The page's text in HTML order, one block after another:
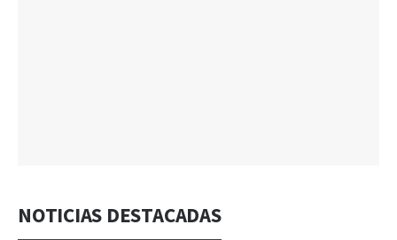
NOTICIAS DESTACADAS